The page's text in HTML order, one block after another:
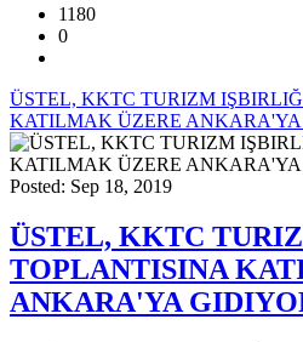
1180
0
ÜSTEL, KKTC TURIZM
KATILMAK ÜZERE
Posted: Sep 18, 2019
ÜSTEL, KKTC
TOPLANTISINA
ANKARA'YA